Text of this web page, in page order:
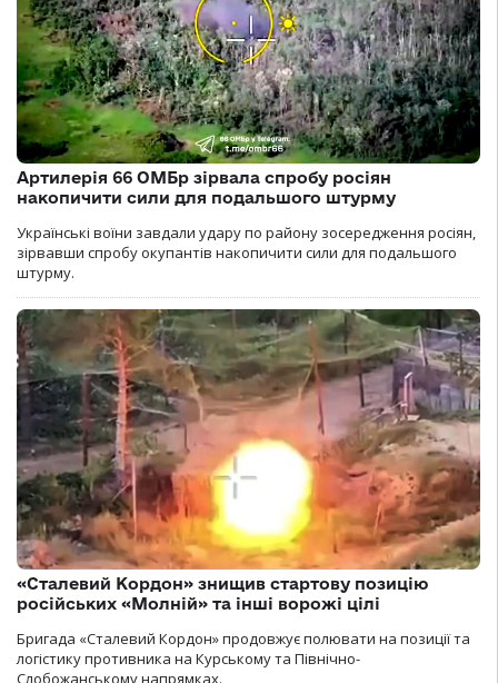
Артилерія 66 ОМБр зірвала спробу росіян
накопичити сили для подальшого штурму
Українські воїни завдали удару по району зосередження росіян,
зірвавши спробу окупантів накопичити сили для подальшого
штурму.
«Сталевий Кордон» знищив стартову позицію
російських «Молній» та інші ворожі цілі
Бригада «Сталевий Кордон» продовжує полювати на позиції та
логістику противника на Курському та Північно-
Слобожанському напрямках.